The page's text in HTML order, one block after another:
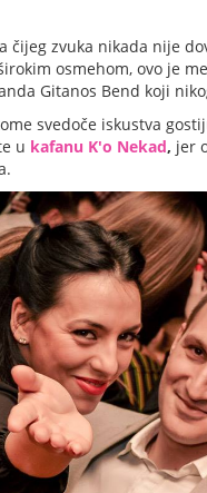
čijeg zvuka nikada nije
osmehom, ovo je
Gitanos Bend koji
svedoče iskustva
u kafanu K'o Nekad, jer